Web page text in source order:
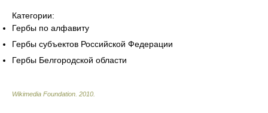
Категории:
Гербы по алфавиту
Гербы субъектов Российской Федерации
Гербы Белгородской области
Wikimedia Foundation 2010